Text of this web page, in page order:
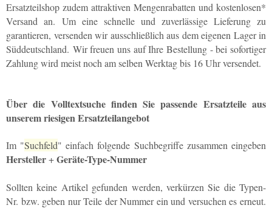
Ersatzteilshop zudem attraktiven Mengenrabatten und kostenlosen*
Versand an. Um eine schnelle und zuverlässige Lieferung zu
garantieren, versenden wir ausschließlich aus dem eigenen Lager in
Süddeutschland. Wir freuen uns auf Ihre Bestellung - bei sofortiger
Zahlung wird meist noch am selben Werktag bis 16 Uhr versendet.
Über die Volltextsuche finden Sie passende Ersatzteile aus
unserem riesigen Ersatzteilangebot
Im "Suchfeld" einfach folgende Suchbegriffe zusammen eingeben
Hersteller+Geräte-Type-Nummer
Sollten keine Artikel gefunden werden, verkürzen Sie die Typen-
Nr. bzw. geben nur Teile der Nummer ein und versuchen es erneut.